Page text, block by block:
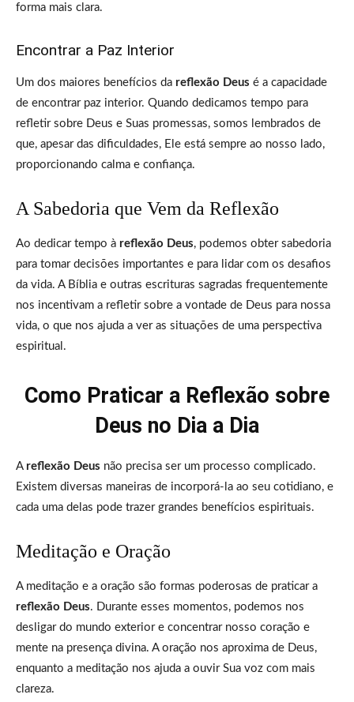
forma mais clara.
Encontrar a Paz Interior
Um dos maiores benefícios da reflexão Deus é a capacidade
de encontrar paz interior. Quando dedicamos tempo para
refletir sobre Deus e Suas promessas, somos lembrados de
que, apesar das dificuldades, Ele está sempre ao nosso lado,
proporcionando calma e confiança.
A Sabedoria que Vem da Reflexão
Ao dedicar tempo à reflexão Deus, podemos obter sabedoria
para tomar decisões importantes e para lidar com os desafios
da vida. A Bíblia e outras escrituras sagradas frequentemente
nos incentivam a refletir sobre a vontade de Deus para nossa
vida, o que nos ajuda a ver as situações de uma perspectiva
espiritual.
Como Praticar a Reflexão sobre
Deus no Dia a Dia
A reflexão Deus não precisa ser um processo complicado.
Existem diversas maneiras de incorporá-la ao seu cotidiano, e
cada uma delas pode trazer grandes benefícios espirituais.
Meditação e Oração
A meditação e a oração são formas poderosas de praticar a
reflexão Deus. Durante esses momentos, podemos nos
desligar do mundo exterior e concentrar nosso coração e
mente na presença divina. A oração nos aproxima de Deus,
enquanto a meditação nos ajuda a ouvir Sua voz com mais
clareza.